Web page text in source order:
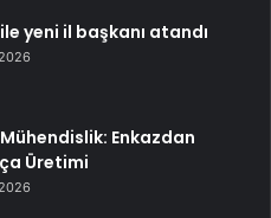
ile yeni il başkanı atandı
Enkazdan
Üretimi